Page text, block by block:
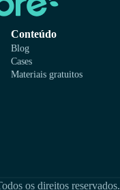
Conteúdo
Blog
Cases
Materiais gratuitos
os direitos reservados.